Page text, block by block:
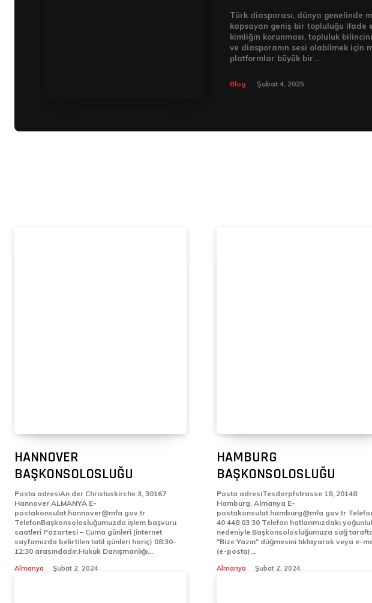
Türk diasporası, dünya genelinde
kapsayan geniş bir topluluğu ifade
kimliğin korunması, topluluk
ve diasporanın sesi olabilmek için
platformlar büyük bir...
Blog Şubat 4, 2025
HANNOVER
BAŞKONSOLOSLUĞU
Posta adresiAn der Christuskirche 3, 30167
Hannover ALMANYA E-
postakonsulat.hannover@mfa.gov.tr
TelefonBaşkonsolosluğumuzda işlem başvuru
saatleri Pazartesi – Cuma günleri (internet
sayfamızda belirtilen tatil günleri hariç) 08:30-
12:30 arasındadır.Hukuk Danışmanlığı...
Almanya Şubat 2, 2024
HAMBURG
BAŞKONSOLOSLUĞU
Posta adresiTesdorpfstrasse 18, 20148
Hamburg, Almanya E-
postakonsulat.hamburg@mfa.gov.tr Telefon+49
40 448 03 30 Telefon hatlarımızdaki
nedeniyle Başkonsolosluğumuza sağ
"Bize Yazın" düğmesini tıklayarak veya e-
(e-posta)...
Almanya Şubat 2, 2024